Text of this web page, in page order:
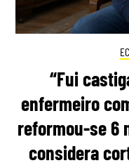
“Fui
enfermeiro
reformou-se 6
considera